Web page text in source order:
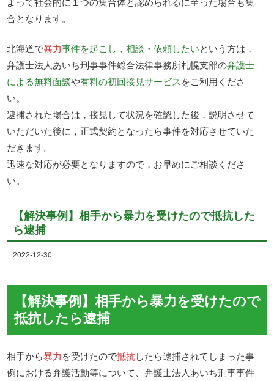
合となります。
北海道で暴力事件を起こし，相談・依頼したいという方は，
弁護士法人あいち刑事事件総合法律事務所札幌支部の弁護士
による無料面談や有料の初回接見サービスをご利用くださ
い。
逮捕された場合は，接見して状況を確認した後，説明させて
いただいた後に，正式契約となったら事件を対応させていた
だきます。
迅速な対応が必要となりますので，お早めにご相談くださ
い。
【解決事例】相手から暴力を受けたので抵抗した
ら逮捕
2022-12-30
【解決事例】相手から暴力を受けたので
抵抗したら逮捕
相手から暴力を受けたので抵抗したら逮捕されてしまった事
例における弁護活動等について、弁護士法人あいち刑事事件